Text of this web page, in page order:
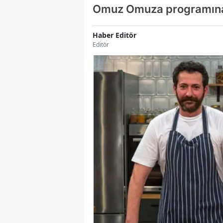
Omuz Omuza
Haber Editör
Editör